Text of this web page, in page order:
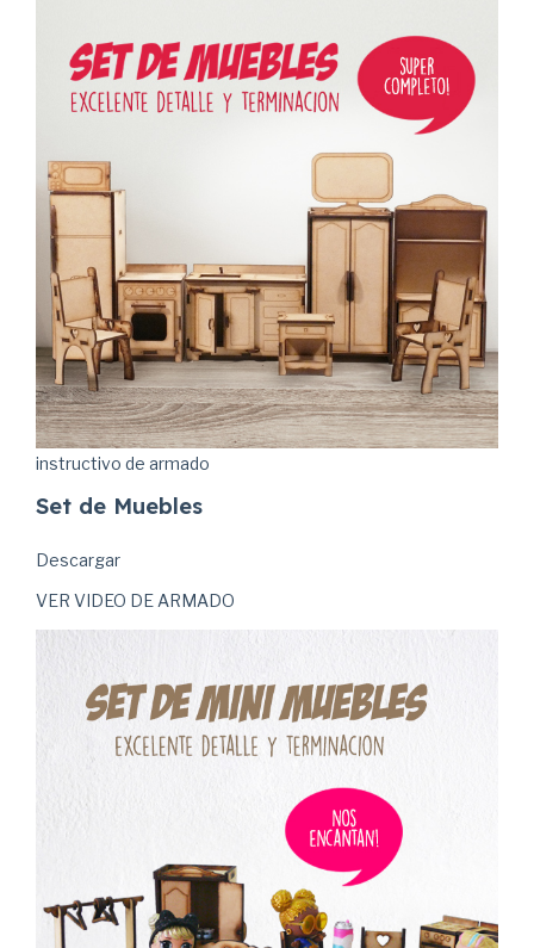
instructivo de armado
Set de Muebles
Descargar
VER VIDEO DE ARMADO